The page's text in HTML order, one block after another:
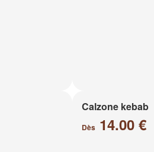
Calzone kebab
Dès14.00 €